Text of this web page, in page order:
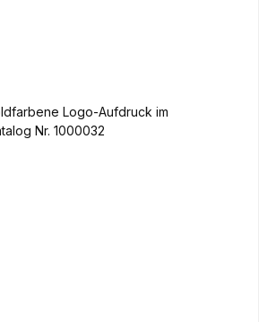
Logo-Aufdruck im
Nr. 1000032